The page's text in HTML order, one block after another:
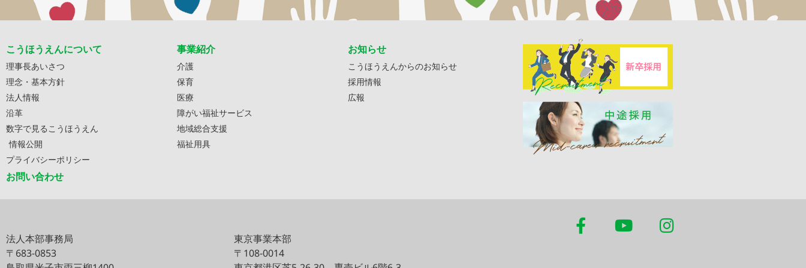
こうほうえんについて
理事長あいさつ
理念・基本方針
法人情報
沿革
数字で見るこうほうえん
情報公開
プライバシーポリシー
お問い合わせ
事業紹介
介護
保育
医療
障がい福祉サービス
地域総合支援
福祉用具
お知らせ
こうほうえんからのお知らせ
採用情報
広報
法人本部事務局
〒683-0853
東京事業本部
〒108-0014